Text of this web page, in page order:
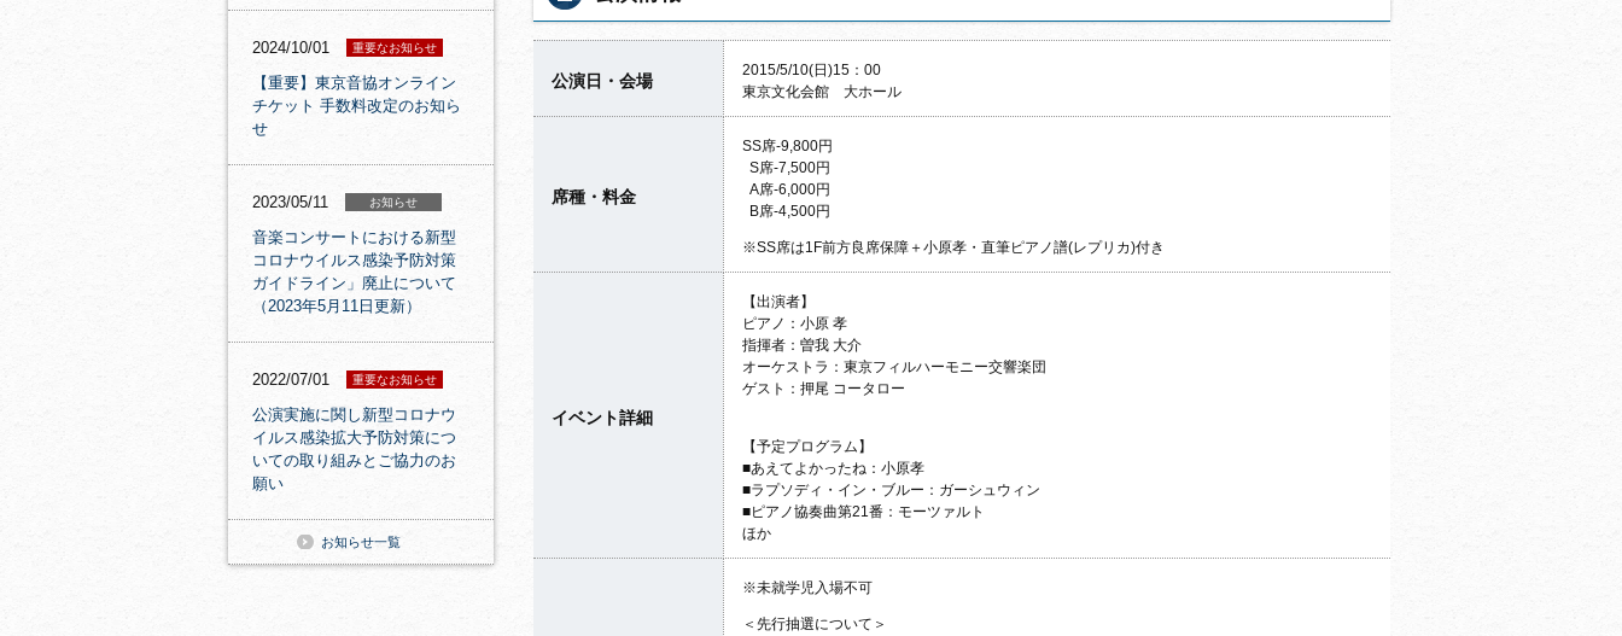
公演日・会場
2015/5/10(日)15：00
東京文化会館 大ホール
席種・料金
SS席-9,800円
S席-7,500円
A席-6,000円
B席-4,500円
※SS席は1F前方良席保障＋小原孝・直筆ピアノ譜(レプリカ)付き
イベント詳細
【出演者】
ピアノ：小原 孝
指揮者：曽我 大介
オーケストラ：東京フィルハーモニー交響楽団
ゲスト：押尾 コータロー
【予定プログラム】
■あえてよかったね：小原孝
■ラプソディ・イン・ブルー：ガーシュウィン
■ピアノ協奏曲第21番：モーツァルト
ほか
※未就学児入場不可
＜先行抽選について＞
2024/10/01 重要なお知らせ
【重要】東京音協オンライン
チケット 手数料改定のお知ら
せ
2023/05/11 お知らせ
音楽コンサートにおける新型
コロナウイルス感染予防対策
ガイドライン」廃止について
（2023年5月11日更新）
2022/07/01 重要なお知らせ
公演実施に関し新型コロナウ
イルス感染拡大予防対策につ
いての取り組みとご協力のお
願い
お知らせ一覧